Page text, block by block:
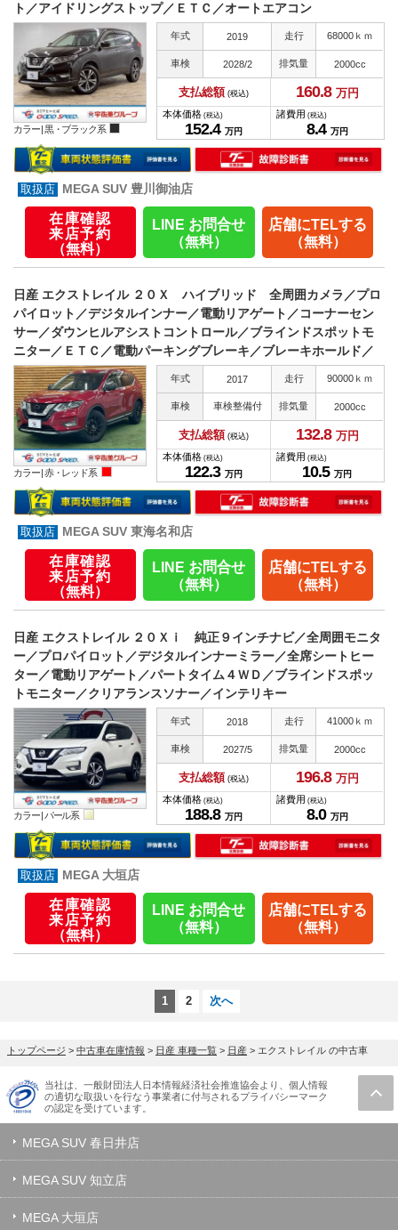
ト／アイドリングストップ／ＥＴＣ／オートエアコン
カラー | 黒・ブラック系
年式 2019 走行 68000ｋｍ
車検 2028/2 排気量 2000cc
支払総額 (税込) 160.8 万円
本体価格 (税込)
152.4 万円
諸費用 (税込)
8.4 万円
MEGA SUV 豊川御油店
在庫確認
来店予約
（無料）
LINE お問合せ
（無料）
店舗にTELする
（無料）
日産 エクストレイル ２０Ｘ ハイブリッド 全周囲カメラ／プロ
パイロット／デジタルインナー／電動リアゲート／コーナーセン
サー／ダウンヒルアシストコントロール／ブラインドスポットモ
ニター／ＥＴＣ／電動パーキングブレーキ／ブレーキホールド／
カラー |赤・レッド系
年式 2017 走行 90000ｋｍ
車検 車検整備付 排気量 2000cc
支払総額 (税込) 132.8 万円
本体価格 (税込)
122.3 万円
諸費用 (税込)
10.5 万円
MEGA SUV 東海名和店
在庫確認
来店予約
（無料）
LINE お問合せ
（無料）
店舗にTELする
（無料）
日産 エクストレイル ２０Ｘｉ 純正９インチナビ／全周囲モニタ
ー／プロパイロット／デジタルインナーミラー／全席シートヒー
ター／電動リアゲート／パートタイム４ＷＤ／ブラインドスポッ
トモニター／クリアランスソナー／インテリキー
カラー | パール系
年式 2018 走行 41000ｋｍ
車検 2027/5 排気量 2000cc
支払総額 (税込) 196.8 万円
本体価格 (税込)
188.8 万円
諸費用 (税込)
8.0 万円
MEGA 大垣店
在庫確認
来店予約
（無料）
LINE お問合せ
（無料）
店舗にTELする
（無料）
1 2 次へ
トップページ > 中古車在庫情報 > 日産 車種一覧 > 日産 > エクストレイル の中古車
当社は、一般財団法人日本情報経済社会推進協会より、個人情報
の適切な取扱いを行なう事業者に付与されるプライバシーマーク
の認定を受けています。
MEGA SUV 春日井店
MEGA SUV 知立店
MEGA 大垣店